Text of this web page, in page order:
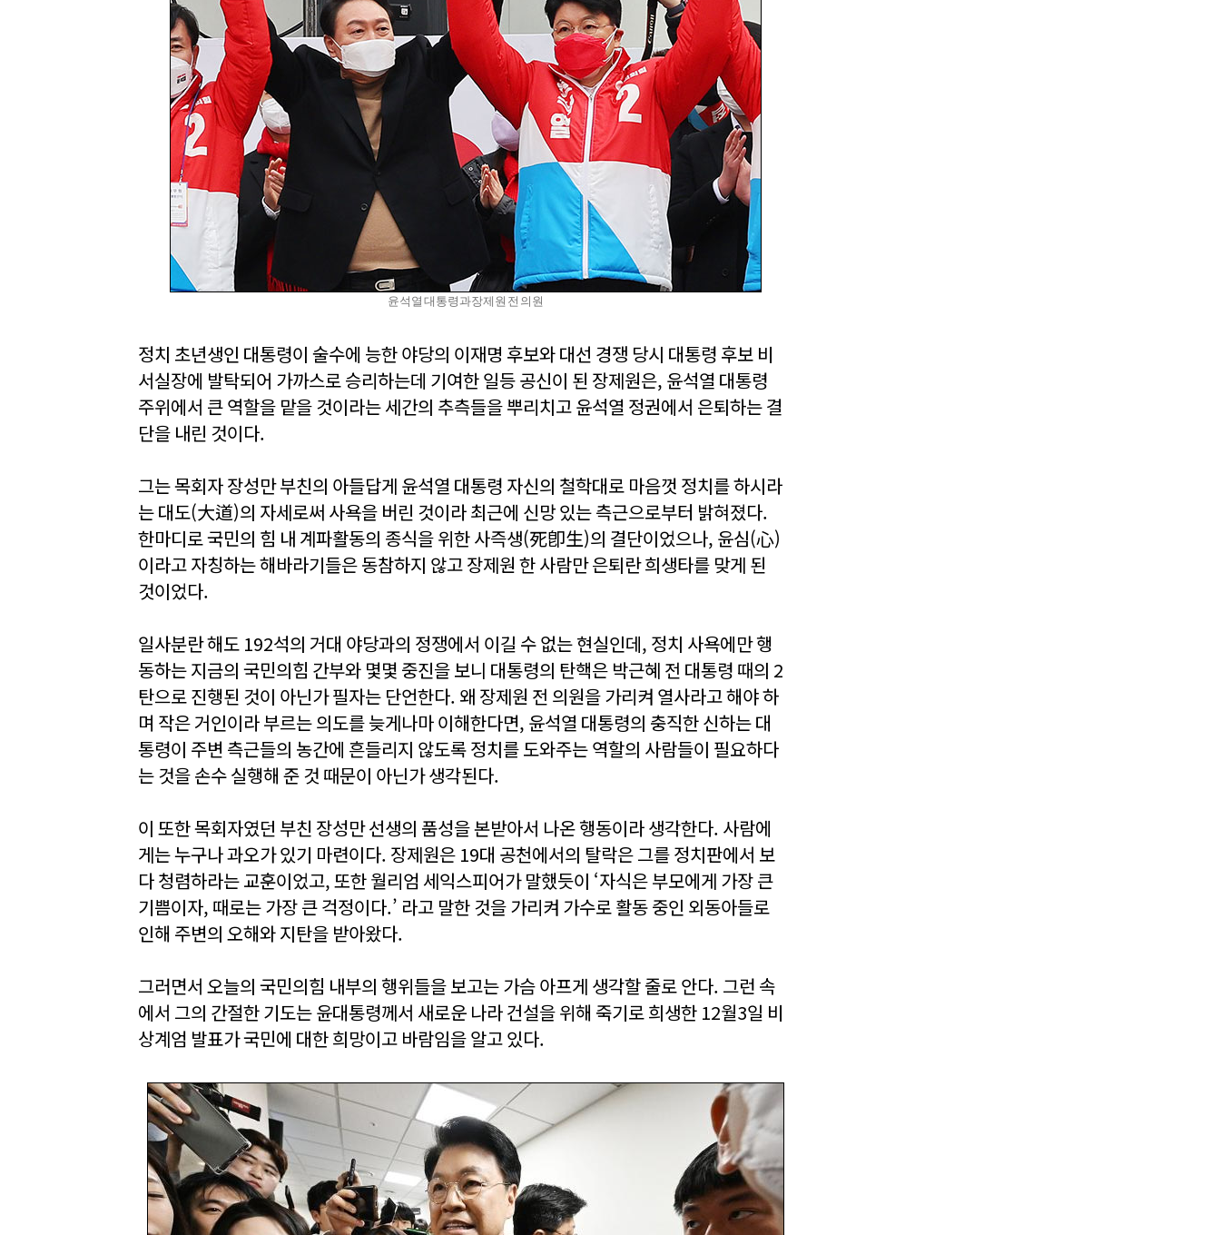
윤석열 대통령과 장제원 전 의원
정치 초년생인 대통령이 술수에 능한 야당의 이재명 후보와 대선 경쟁 당시 대통령 후보 비
서실장에 발탁되어 가까스로 승리하는데 기여한 일등 공신이 된 장제원은, 윤석열 대통령
주위에서 큰 역할을 맡을 것이라는 세간의 추측들을 뿌리치고 윤석열 정권에서 은퇴하는 결
단을 내린 것이다.
그는 목회자 장성만 부친의 아들답게 윤석열 대통령 자신의 철학대로 마음껏 정치를 하시라
는 대도(大道)의 자세로써 사욕을 버린 것이라 최근에 신망 있는 측근으로부터 밝혀졌다.
한마디로 국민의 힘 내 계파활동의 종식을 위한 사즉생(死卽生)의 결단이었으나, 윤심(心)
이라고 자칭하는 해바라기들은 동참하지 않고 장제원 한 사람만 은퇴란 희생타를 맞게 된
것이었다.
일사분란 해도 192석의 거대 야당과의 정쟁에서 이길 수 없는 현실인데, 정치 사욕에만 행
동하는 지금의 국민의힘 간부와 몇몇 중진을 보니 대통령의 탄핵은 박근혜 전 대통령 때의 2
탄으로 진행된 것이 아닌가 필자는 단언한다. 왜 장제원 전 의원을 가리켜 열사라고 해야 하
며 작은 거인이라 부르는 의도를 늦게나마 이해한다면, 윤석열 대통령의 충직한 신하는 대
통령이 주변 측근들의 농간에 흔들리지 않도록 정치를 도와주는 역할의 사람들이 필요하다
는 것을 손수 실행해 준 것 때문이 아닌가 생각된다.
이 또한 목회자였던 부친 장성만 선생의 품성을 본받아서 나온 행동이라 생각한다. 사람에
게는 누구나 과오가 있기 마련이다. 장제원은 19대 공천에서의 탈락은 그를 정치판에서 보
다 청렴하라는 교훈이었고, 또한 월리엄 세익스피어가 말했듯이 ‘자식은 부모에게 가장 큰
기쁨이자, 때로는 가장 큰 걱정이다.’ 라고 말한 것을 가리켜 가수로 활동 중인 외동아들로
인해 주변의 오해와 지탄을 받아왔다.
그러면서 오늘의 국민의힘 내부의 행위들을 보고는 가슴 아프게 생각할 줄로 안다. 그런 속
에서 그의 간절한 기도는 윤대통령께서 새로운 나라 건설을 위해 죽기로 희생한 12월3일 비
상계엄 발표가 국민에 대한 희망이고 바람임을 알고 있다.